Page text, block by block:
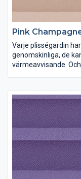
Pink
Varje plisségardin
genomskinliga, de
värmeavvisande.